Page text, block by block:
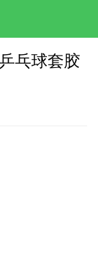
乓球套胶